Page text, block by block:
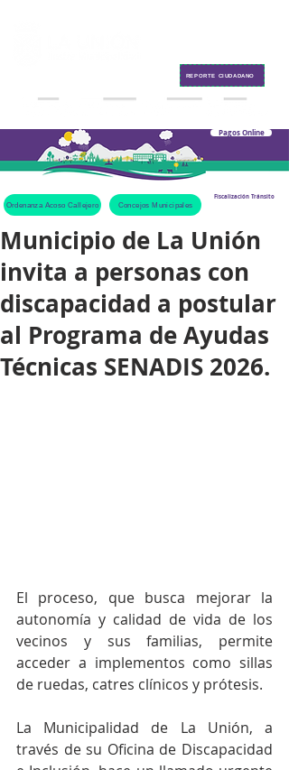
Pagos Online
Ordenanza Acoso Callejero Concejos Municipales
Fiscalización Tránsito
REPORTE CIUDADANO
Municipio de La Unión
invita a personas con
discapacidad a postular
al Programa de Ayudas
Técnicas SENADIS 2026.
El proceso, que busca mejorar la
autonomía y calidad de vida de los
vecinos y sus familias, permite
acceder a implementos como sillas
de ruedas, catres clínicos y prótesis.
La Municipalidad de La Unión, a
través de su Oficina de Discapacidad